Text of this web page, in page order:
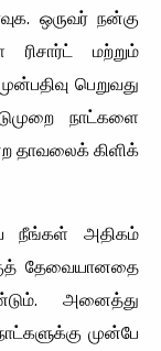
ஒருவர் நன்கு
ரிசார்ட் மற்றும்
பெறுவது
நாட்களை
தாவலைக் கிளிக்
நீங்கள் அதிகம்
தேவையானதை
அனைத்து
முன்பே